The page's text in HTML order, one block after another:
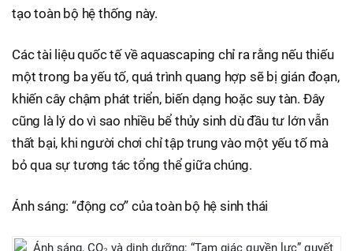
tạo toàn bộ hệ thống này.
Các tài liệu quốc tế về aquascaping chỉ ra rằng nếu thiếu
một trong ba yếu tố, quá trình quang hợp sẽ bị gián đoạn,
khiến cây chậm phát triển, biến dạng hoặc suy tàn. Đây
cũng là lý do vì sao nhiều bể thủy sinh dù đầu tư lớn vẫn
thất bại, khi người chơi chỉ tập trung vào một yếu tố mà
bỏ qua sự tương tác tổng thể giữa chúng.
Ánh sáng: “động cơ” của toàn bộ hệ sinh thái